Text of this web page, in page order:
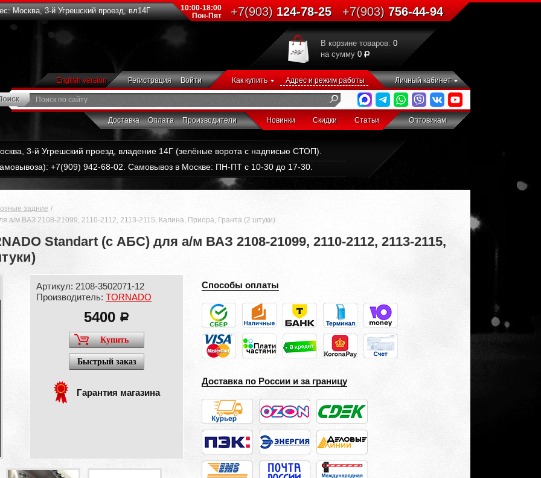
Москва, 3-й Угрешский проезд, вл14Г
10:00-18:00
Пон-Пят
+7(903)124-78-25 +7(903)756-44-94
В корзине товаров: 0
на сумму 0
English version Регистрация Войти Как купить Адрес и режим работы Личный кабинет
Доставка Оплата Производители Новинки Скидки Статьи Оптовикам
3-й Угрешский проезд, владение 14Г (зелёные ворота с надписью СТОП).
+7(909) 942-68-02. Самовывоз в Москве: ПН-ПТ с 10-30 до 17-30.
задние
а/м ВАЗ 2108-21099, 2110-2112, 2113-2115, Калина, Приора, Гранта (2 штуки)
Standart (с АБС) для а/м ВАЗ 2108-21099, 2110-2112, 2113-2115,
Артикул: 2108-3502071-12
Производитель: TORNADO
5400 a
Купить
Быстрый заказ
Гарантия магазина
Способы оплаты
Доставка по России и за границу